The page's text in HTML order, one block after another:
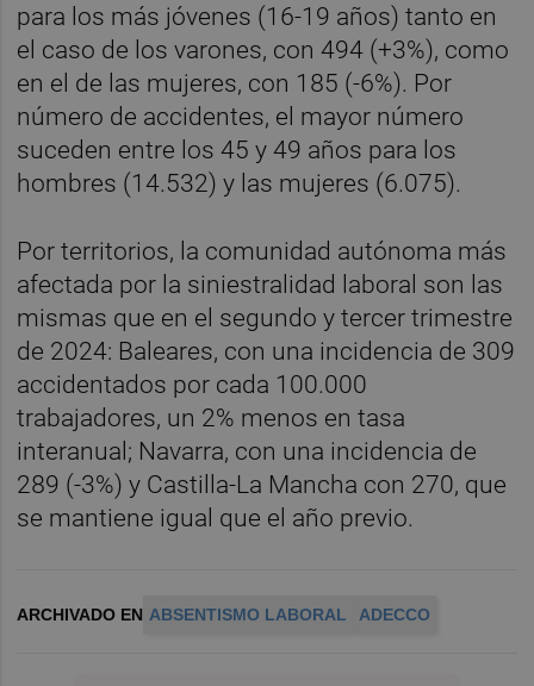
para los más jóvenes (16-19 años) tanto en
el caso de los varones, con 494 (+3%), como
en el de las mujeres, con 185 (-6%). Por
número de accidentes, el mayor número
suceden entre los 45 y 49 años para los
hombres (14.532) y las mujeres (6.075).
Por territorios, la comunidad autónoma más
afectada por la siniestralidad laboral son las
mismas que en el segundo y tercer trimestre
de 2024: Baleares, con una incidencia de 309
accidentados por cada 100.000
trabajadores, un 2% menos en tasa
interanual; Navarra, con una incidencia de
289 (-3%) y Castilla-La Mancha con 270, que
se mantiene igual que el año previo.
ARCHIVADO EN ABSENTISMO LABORAL ADECCO